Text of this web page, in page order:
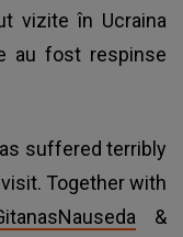
vizite în Ucraina
au fost respinse
suffered terribly
Together with
&